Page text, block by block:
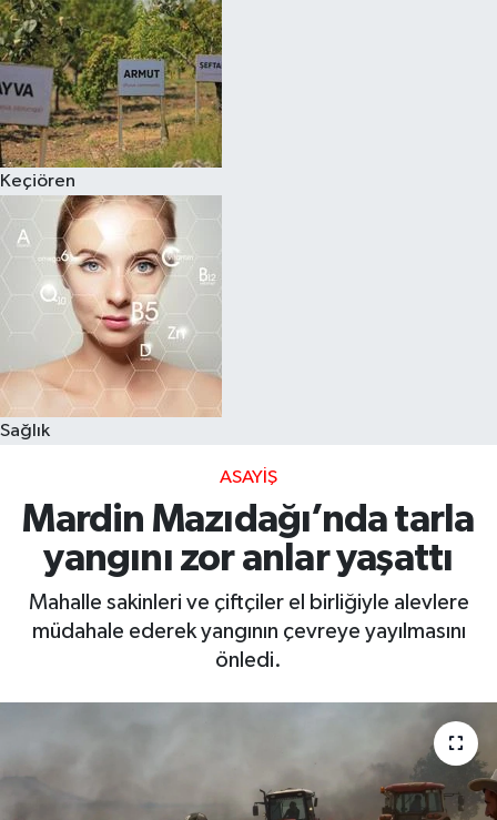
Keçiören
Sağlık
ASAYIŞ
Mardin Mazıdağı’nda tarla
yangını zor anlar yaşattı
Mahalle sakinleri ve çiftçiler el birliğiyle alevlere
müdahale ederek yangının çevreye yayılmasını
önledi.